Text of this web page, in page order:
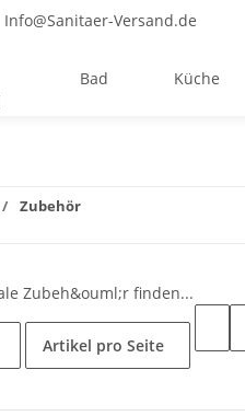
Info@Sanitaer-Versand.de
Bad Küche
Zubehör
Artikel pro Seite